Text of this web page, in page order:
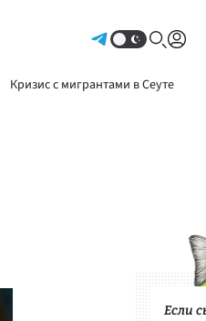
Кризис с мигрантами в Сеуте
Если